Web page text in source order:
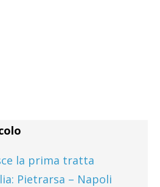
la prima tratta
Pietrarsa – Napoli